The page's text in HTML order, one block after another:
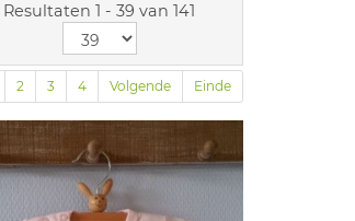
Resultaten 1 - 39 van 141
2 3 4 Volgende Einde